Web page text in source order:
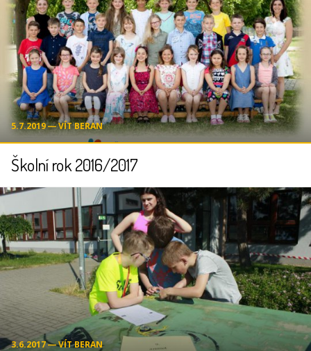
5.7.2019 ― VÍT BERAN
Školní rok 2016/2017
3.6.2017 ― VÍT BERAN